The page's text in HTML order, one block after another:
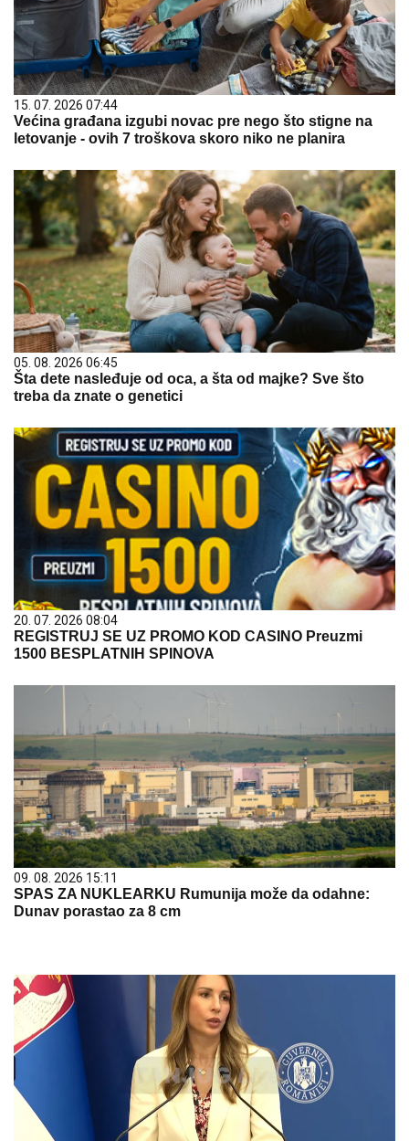
15. 07. 2026 07:44
Većina građana izgubi novac pre nego što stigne na
letovanje - ovih 7 troškova skoro niko ne planira
05. 08. 2026 06:45
Šta dete nasleđuje od oca, a šta od majke? Sve što
treba da znate o genetici
20. 07. 2026 08:04
REGISTRUJ SE UZ PROMO KOD CASINO Preuzmi
1500 BESPLATNIH SPINOVA
09. 08. 2026 15:11
SPAS ZA NUKLEARKU Rumunija može da odahne:
Dunav porastao za 8 cm